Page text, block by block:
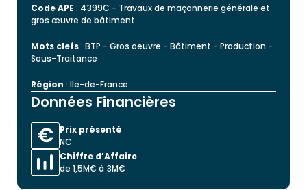
Code APE : 4399C - Travaux de maçonnerie générale et
gros œuvre de bâtiment
Mots clefs: BTP - Gros oeuvre - Bâtiment - Production -
Sous-Traitance
Région : Ile-de-France
Données Financières
Prix présenté
NC
Chiffre d’Affaire
de 1,5M€ à 3M€